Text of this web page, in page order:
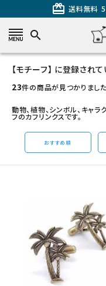
card_giftcard 送料無料
search
カテゴリーから探す
カフスを探す
その他の商品を探す
【モチーフ】 に登録され
23件の商品が見つかりました
動物、植物、シンボル、キャ
フのカフリンクスです。
おすすめ順